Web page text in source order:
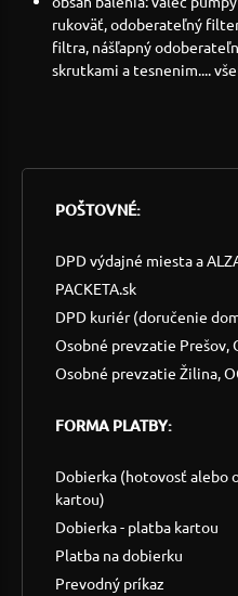
rukoväť, odoberateľný
filtra, nášľapný
skrutkami a tesnenim....
POŠTOVNÉ:
DPD výdajné miesta a
PACKETA.sk
DPD kuriér (doručenie
Osobné prevzatie Prešov,
Osobné prevzatie Žilina,
FORMA PLATBY:
Dobierka (hotovosť alebo
kartou)
Dobierka - platba kartou
Platba na dobierku
Prevodný príkaz